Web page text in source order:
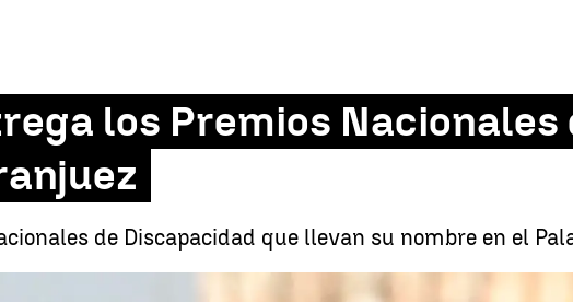
los Premios Nacionales
de Discapacidad que llevan su nombre en el